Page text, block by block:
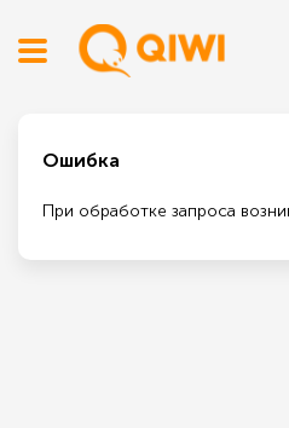
Ошибка
При обработке запроса